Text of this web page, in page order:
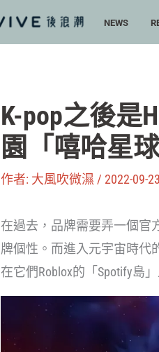
NEWS
K-pop之後是
園「嘻哈星
作者: 大風吹微濕 / 2022-09-23
在過去，品牌需要弄一個官
牌個性。而進入元宇宙時代
在它們Roblox的「Spotify島